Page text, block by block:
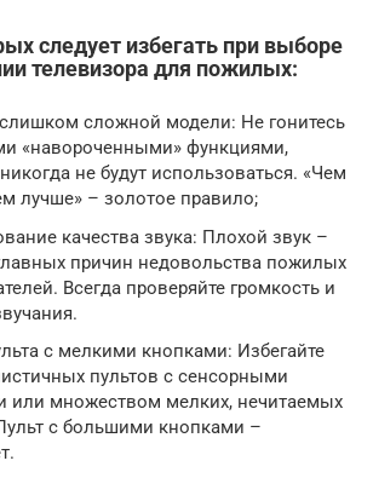
следует избегать при выборе
телевизора для пожилых:
сложной модели: Не гонитесь
«навороченными» функциями,
не будут использоваться. «Чем
лучше» – золотое правило;
качества звука: Плохой звук –
причин недовольства пожилых
Всегда проверяйте громкость и
с мелкими кнопками: Избегайте
пультов с сенсорными
или множеством мелких, нечитаемых
с большими кнопками –